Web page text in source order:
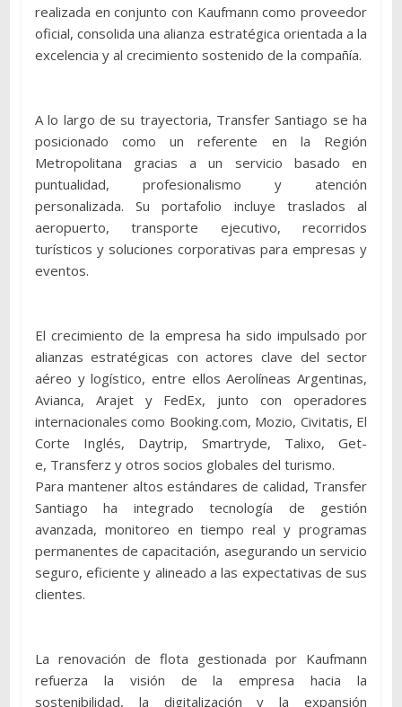
realizada en conjunto con Kaufmann como proveedor
oficial, consolida una alianza estratégica orientada a la
excelencia y al crecimiento sostenido de la compañía.
A lo largo de su trayectoria, Transfer Santiago se ha
posicionado como un referente en la Región
Metropolitana gracias a un servicio basado en
puntualidad, profesionalismo y atención
personalizada. Su portafolio incluye traslados al
aeropuerto, transporte ejecutivo, recorridos
turísticos y soluciones corporativas para empresas y
eventos.
El crecimiento de la empresa ha sido impulsado por
alianzas estratégicas con actores clave del sector
aéreo y logístico, entre ellos Aerolíneas Argentinas,
Avianca, Arajet y FedEx, junto con operadores
internacionales como Booking.com, Mozio, Civitatis, El
Corte Inglés, Daytrip, Smartryde, Talixo, Get-
e, Transferz y otros socios globales del turismo.
Para mantener altos estándares de calidad, Transfer
Santiago ha integrado tecnología de gestión
avanzada, monitoreo en tiempo real y programas
permanentes de capacitación, asegurando un servicio
seguro, eficiente y alineado a las expectativas de sus
clientes.
La renovación de flota gestionada por Kaufmann
refuerza la visión de la empresa hacia la
sostenibilidad, la digitalización y la expansión